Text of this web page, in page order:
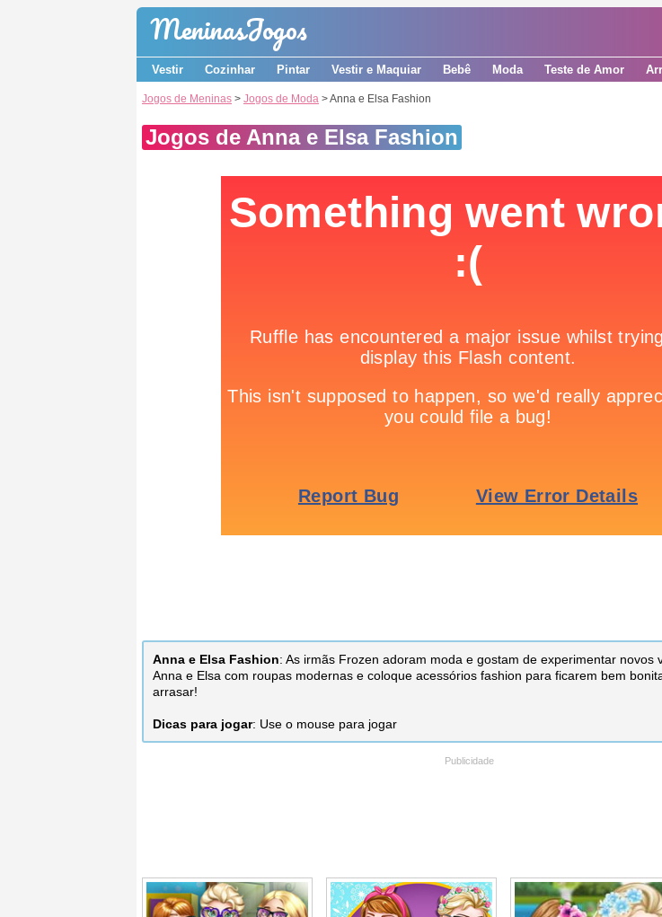
MeninasJogos
Vestir Cozinhar Pintar Vestir e Maquiar Bebê Moda Teste de Amor
Jogos de Meninas > Jogos de Moda > Anna e Elsa Fashion
Jogos de Anna e Elsa Fashion
Anna e Elsa Fashion: As irmãs Frozen adoram moda e gostam de experimentar novos
Anna e Elsa com roupas modernas e coloque acessórios fashion para ficarem bem
arrasar!
Dicas para jogar: Use o mouse para jogar